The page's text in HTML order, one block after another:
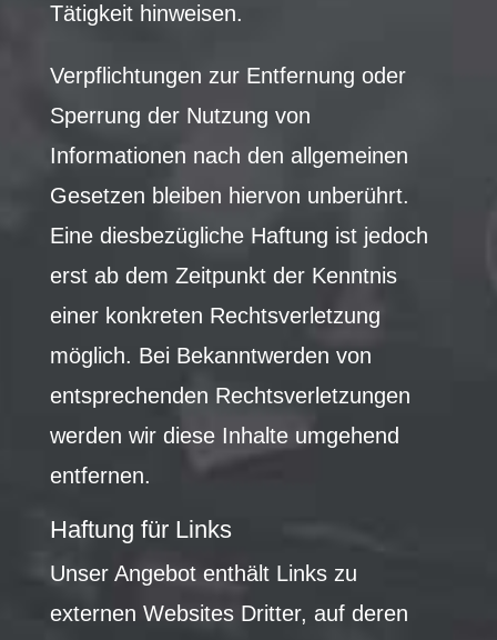
Tätigkeit hinweisen.
Verpflichtungen zur Entfernung oder
Sperrung der Nutzung von
Informationen nach den allgemeinen
Gesetzen bleiben hiervon unberührt.
Eine diesbezügliche Haftung ist jedoch
erst ab dem Zeitpunkt der Kenntnis
einer konkreten Rechtsverletzung
möglich. Bei Bekanntwerden von
entsprechenden Rechtsverletzungen
werden wir diese Inhalte umgehend
entfernen.
Haftung für Links
Unser Angebot enthält Links zu
externen Websites Dritter, auf deren